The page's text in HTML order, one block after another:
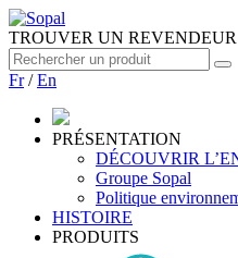
TROUVER UN REVENDEUR
Fr/En
PRÉSENTATION
DÉCOUVRIR
Groupe Sopal
Politique
HISTOIRE
PRODUITS